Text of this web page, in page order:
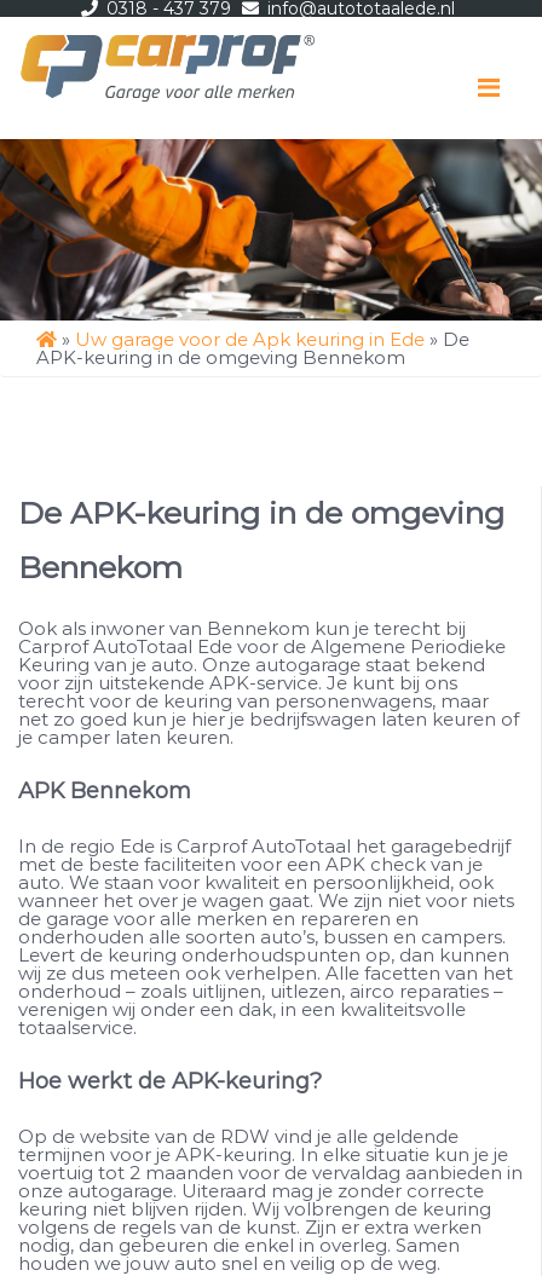
0318 - 437 379 info@autototaalede.nl
» Uw garage voor de Apk keuring in Ede » De
APK-keuring in de omgeving Bennekom
De APK-keuring in de omgeving
Bennekom
Ook als inwoner van Bennekom kun je terecht bij
Carprof AutoTotaal Ede voor de Algemene Periodieke
Keuring van je auto. Onze autogarage staat bekend
voor zijn uitstekende APK-service. Je kunt bij ons
terecht voor de keuring van personenwagens, maar
net zo goed kun je hier je bedrijfswagen laten keuren of
je camper laten keuren.
APK Bennekom
In de regio Ede is Carprof AutoTotaal het garagebedrijf
met de beste faciliteiten voor een APK check van je
auto. We staan voor kwaliteit en persoonlijkheid, ook
wanneer het over je wagen gaat. We zijn niet voor niets
de garage voor alle merken en repareren en
onderhouden alle soorten auto’s, bussen en campers.
Levert de keuring onderhoudspunten op, dan kunnen
wij ze dus meteen ook verhelpen. Alle facetten van het
onderhoud – zoals uitlijnen, uitlezen, airco reparaties –
verenigen wij onder een dak, in een kwaliteitsvolle
totaalservice.
Hoe werkt de APK-keuring?
Op de website van de RDW vind je alle geldende
termijnen voor je APK-keuring. In elke situatie kun je je
voertuig tot 2 maanden voor de vervaldag aanbieden in
onze autogarage. Uiteraard mag je zonder correcte
keuring niet blijven rijden. Wij volbrengen de keuring
volgens de regels van de kunst. Zijn er extra werken
nodig, dan gebeuren die enkel in overleg. Samen
houden we jouw auto snel en veilig op de weg.